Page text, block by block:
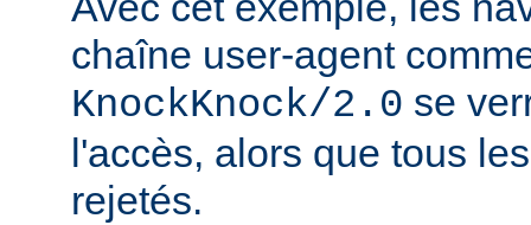
chaîne user-agent
KnockKnock/2.0 se
l'accès, alors que tous
rejetés.